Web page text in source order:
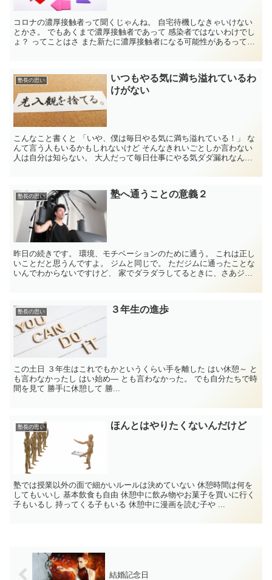
コロナの濃厚接触者って聞くじゃんね。 自宅待機しなきゃいけない
とかさ。 でもあくまで濃厚接触者であって 感染者ではないわけでし
ょ？ ってことはさ また新たに濃厚接触者になる可能性があるって
塾長の思い
いつもやる気に満ち溢れているわ
けがない
こんなこと書くと 「いや、僕は毎日やる気に満ち溢れている！」 な
んて言う人もいるかもしれないけど そんなきれいごとしか言わない
人は自分は知らない。 大人だって毎日仕事にやる気ダダ漏れなんて
塾長の思い 塾へ通うことの意義２
昨日の続きです。 環境、モチベーションのために通う。 これは正し
いことだと思うんですよ。 ジムと同じで。 ただジムに通ったことな
いんでわからないですけど、 家でダラダラしてるときに、さあジム
塾長の思い ３年生の進歩
この土日 ３年生はこれでもかというくらい手を離した はい休憩～ と
も言わなかったし はい始め― とも言わなかった。 でも自分たちで時
間を見て 勝手に休憩して 勝...
塾長の思い ほんとはやりたくないんだけど
塾では授業以外の面で細かいルールは決めていない 休憩時間は何を
してもいいし 基本飲食も自由 休憩中に飲み物やお菓子を買いに行く
子もいるし 持ってくる子もいる 休憩中に漫画を読む子や ...
結婚記念日